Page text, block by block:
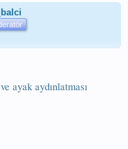
ayak aydınlatması